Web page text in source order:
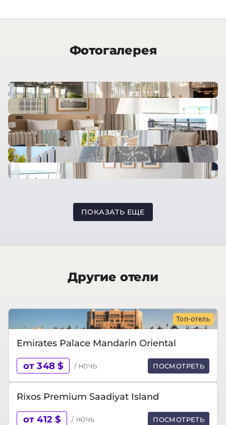
Фотогалерея
ПОКАЗАТЬ ЕЩЕ
Другие отели
Топ-отель
Emirates Palace Mandarin Oriental
от 348 $ / ночь ПОСМОТРЕТЬ
Rixos Premium Saadiyat Island
от 412 $ / ночь ПОСМОТРЕТЬ